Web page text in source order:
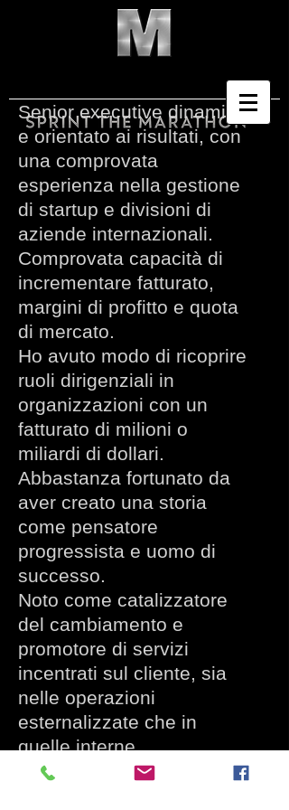
Senior executive dinamico
e orientato ai risultati, con
una comprovata
esperienza nella gestione
di startup e divisioni di
aziende internazionali.
Comprovata capacità di
incrementare fatturato,
margini di profitto e quota
di mercato.
Ho avuto modo di ricoprire
ruoli dirigenziali in
organizzazioni con un
fatturato di milioni o
miliardi di dollari.
Abbastanza fortunato da
aver creato una storia
come pensatore
progressista e uomo di
successo.
Noto come catalizzatore
del cambiamento e
promotore di servizi
incentrati sul cliente, sia
nelle operazioni
esternalizzate che in
quelle interne.